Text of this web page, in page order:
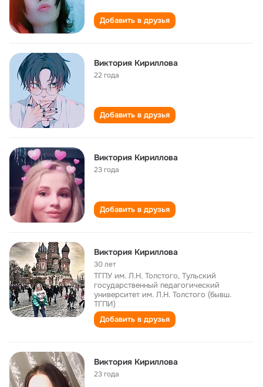
Добавить в друзья
Виктория Кириллова
22 года
Добавить в друзья
Виктория Кириллова
23 года
Добавить в друзья
Виктория Кириллова
30 лет
ТГПУ им. Л.Н. Толстого, Тульский
государственный педагогический
университет им. Л.Н. Толстого (бывш.
ТГПИ)
Добавить в друзья
Виктория Кириллова
23 года